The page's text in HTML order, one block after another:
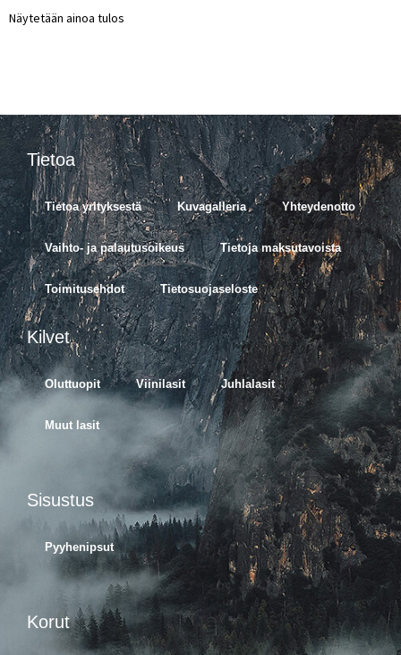
Näytetään ainoa tulos
Tietoa
Tietoa yrityksestä Kuvagalleria Yhteydenotto
Vaihto- ja palautusoikeus Tietoja maksutavoista
Toimitusehdot Tietosuojaseloste
Kilvet
Oluttuopit Viinilasit Juhlalasit
Muut lasit
Sisustus
Pyyhenipsut
Korut